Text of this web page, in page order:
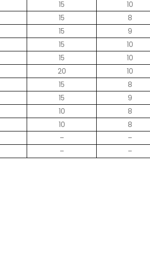
15 10
15 8
15 9
15 10
15 10
20 10
15 8
15 9
10 8
10 8
– –
– –